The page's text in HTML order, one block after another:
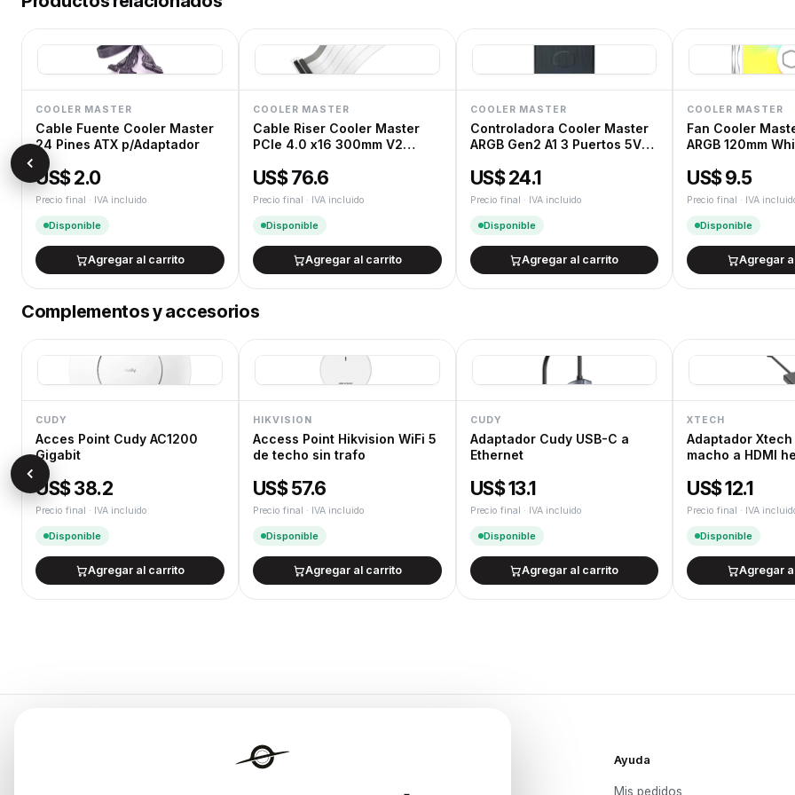
Cambios y devoluciones según la Ley
COOLER MASTER
Cable Fuente Cooler Master
24 Pines ATX p/Adaptador
US$ 2.0
Precio final · IVA incluido
Disponible
Agregar al carrito
COOLER MASTER
Cable Riser Cooler Master
PCIe 4.0 x16 300mm V2
US$ 76.6
Precio final · IVA incluido
Disponible
Agregar al carrito
COOLER MASTER
Controladora Cooler Master
ARGB Gen2 A1 3 Puertos 5V
US$ 24.1
Precio final · IVA incluido
Disponible
Agregar al carrito
COOLER MASTER
Fan Cooler
ARGB 120mm
US$ 9.5
Precio final · IVA
Disponible
Agregar
Complementos y accesorios
CUDY
Acces Point Cudy AC1200
Gigabit
US$ 38.2
Precio final · IVA incluido
Disponible
Agregar al carrito
HIKVISION
Access Point Hikvision WiFi 5
de techo sin trafo
US$ 57.6
Precio final · IVA incluido
Disponible
Agregar al carrito
CUDY
Adaptador Cudy USB-C a
Ethernet
US$ 13.1
Precio final · IVA incluido
Disponible
Agregar al carrito
XTECH
Adaptador Xtech
macho a HDMI
US$ 12.1
Precio final · IVA
Disponible
Agregar
Ayuda
Mis pedidos